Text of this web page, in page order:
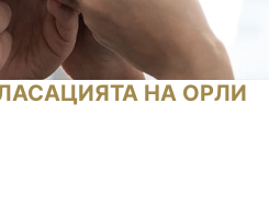
НА ОРЛИ